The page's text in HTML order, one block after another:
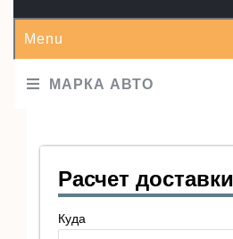
Menu
МАРКА АВТО
Расчет доставки
Куда